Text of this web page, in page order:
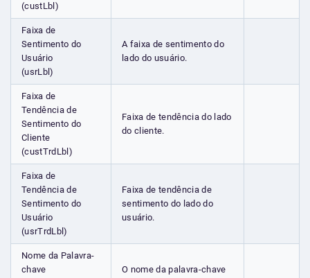
(custLbl)
Faixa de
Sentimento do
Usuário
(usrLbl)
A faixa de sentimento do
lado do usuário.
Faixa de
Tendência de
Sentimento do
Cliente
(custTrdLbl)
Faixa de tendência do lado
do cliente.
Faixa de
Tendência de
Sentimento do
Usuário
(usrTrdLbl)
Faixa de tendência de
sentimento do lado do
usuário.
Nome da Palavra-
chave
O nome da palavra-chave